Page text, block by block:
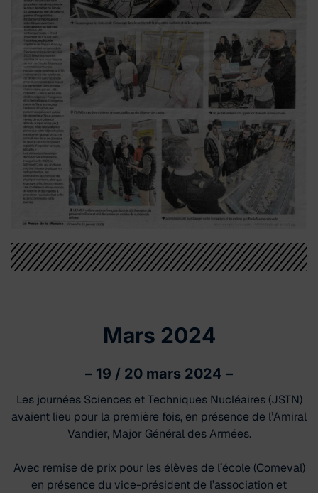
Mars 2024
– 19 / 20 mars 2024 –
Les journées Sciences et Techniques Nucléaires (JSTN)
avaient lieu pour la première fois, en présence de l’Amiral
Vandier, Major Général des Armées.
Avec remise de prix pour les élèves de l’école (Comeval)
en présence du vice-président de l’association et